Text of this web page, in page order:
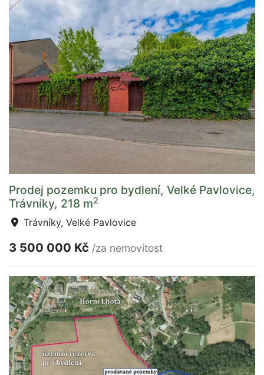
Prodej pozemku pro bydlení, Velké Pavlovice,
Trávníky, 218 m2
Trávníky, Velké Pavlovice
3 500 000 Kč /za nemovitost